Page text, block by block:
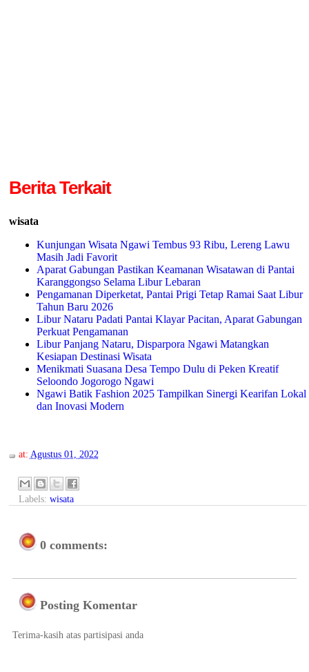
Berita Terkait
wisata
Kunjungan Wisata Ngawi Tembus 93 Ribu, Lereng Lawu
Masih Jadi Favorit
Aparat Gabungan Pastikan Keamanan Wisatawan di Pantai
Karanggongso Selama Libur Lebaran
Pengamanan Diperketat, Pantai Prigi Tetap Ramai Saat Libur
Tahun Baru 2026
Libur Nataru Padati Pantai Klayar Pacitan, Aparat Gabungan
Perkuat Pengamanan
Libur Panjang Nataru, Disparpora Ngawi Matangkan
Kesiapan Destinasi Wisata
Menikmati Suasana Desa Tempo Dulu di Peken Kreatif
Seloondo Jogorogo Ngawi
Ngawi Batik Fashion 2025 Tampilkan Sinergi Kearifan Lokal
dan Inovasi Modern
at: Agustus 01, 2022
Labels: wisata
0 comments:
Posting Komentar
Terima-kasih atas partisipasi anda